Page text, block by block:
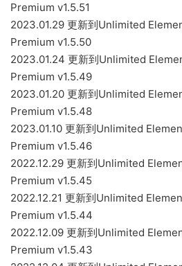
Premium v1.5.51
2023.01.29 更新到Unlimited
Premium v1.5.50
2023.01.24 更新到Unlimited
Premium v1.5.49
2023.01.20 更新到Unlimited
Premium v1.5.48
2023.01.10 更新到Unlimited
Premium v1.5.46
2022.12.29 更新到Unlimited
Premium v1.5.45
2022.12.21 更新到Unlimited
Premium v1.5.44
2022.12.09 更新到Unlimited
Premium v1.5.43